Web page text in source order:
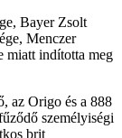
Bayer Zsolt
Menczer
miatt indította meg
az Origo és a 888
személyiségi
brit